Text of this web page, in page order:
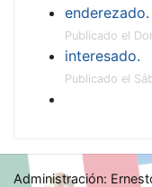
enderezado.
Publicado el
interesado.
Publicado el
Administración: